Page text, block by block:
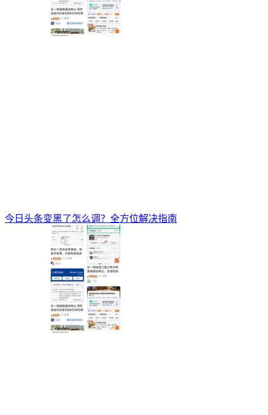
今日头条变黑了怎么调？全方位解决指南